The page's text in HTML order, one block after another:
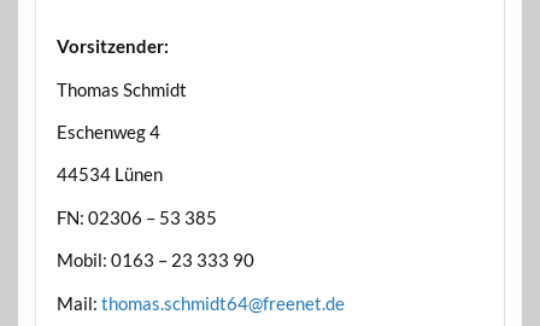
Vorsitzender:
Thomas Schmidt
Eschenweg 4
44534 Lünen
FN: 02306 – 53 385
Mobil: 0163 – 23 333 90
Mail: thomas.schmidt64@freenet.de